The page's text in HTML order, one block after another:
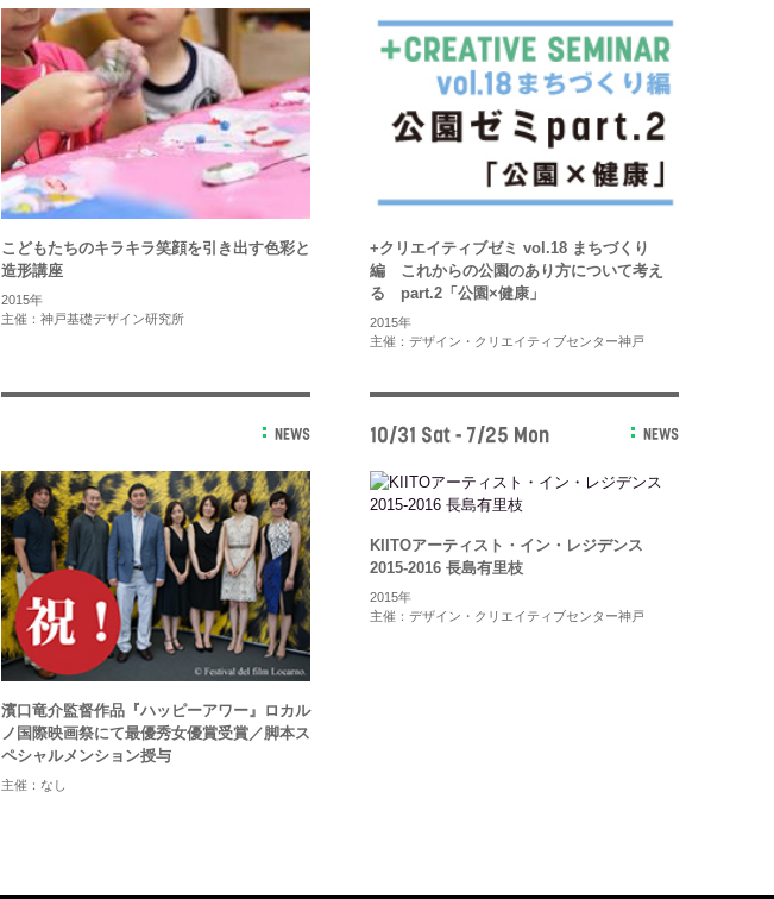
こどもたちのキラキラ笑顔を引き出す色彩と
造形講座
2015年
主催：神戸基礎デザイン研究所
+クリエイティブゼミ vol.18 まちづくり
編 これからの公園のあり方について考え
る part.2「公園×健康」
2015年
主催：デザイン・クリエイティブセンター神戸
NEWS
濱口竜介監督作品『ハッピーアワー』ロカル
ノ国際映画祭にて最優秀女優賞受賞／脚本ス
ペシャルメンション授与
主催：なし
10/31 Sat - 7/25 Mon NEWS
KIITOアーティスト・イン・レジデンス
2015-2016 長島有里枝
2015年
主催：デザイン・クリエイティブセンター神戸